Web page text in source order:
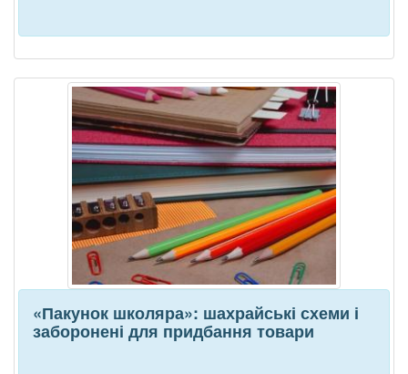
«Пакунок школяра»: шахрайські схеми і
заборонені для придбання товари